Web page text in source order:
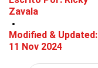
Zavala
Modified & Updated:
11 Nov 2024